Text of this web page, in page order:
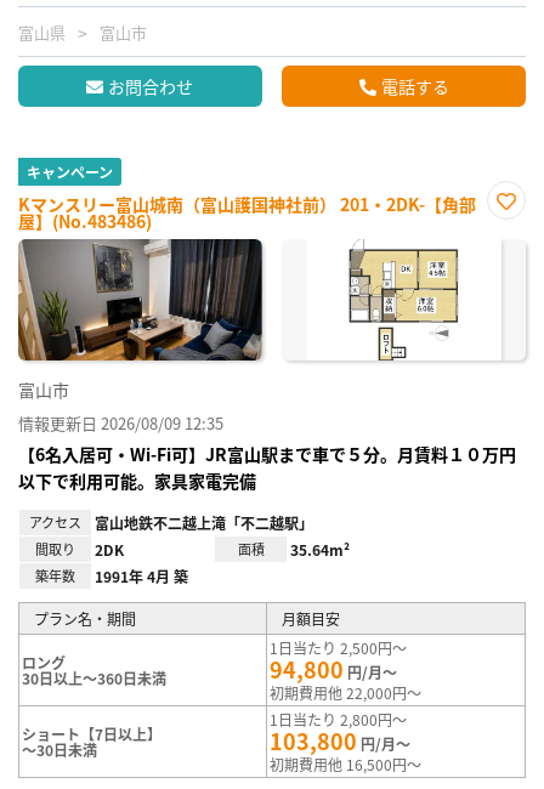
富山県 富山市
お問合わせ 電話する
キャンペーン
Kマンスリー富山城南（富山護国神社前） 201・2DK-【角部
屋】(No.483486)
に入
富山市
情報更新日 2026/08/09 12:35
【6名入居可・Wi-Fi可】JR富山駅まで車で５分。月賃料１０万円
以下で利用可能。家具家電完備
アクセス 富山地鉄不二越上滝「不二越駅」
間取り 2DK 面積 35.64m²
築年数 1991年 4月 築
プラン名・期間 月額目安
ロング
30日以上～360日未満
1日当たり 2,500円～
94,800 円/月～
初期費用他 22,000円～
ショート【7日以上】
～30日未満
1日当たり 2,800円～
103,800 円/月～
初期費用他 16,500円～